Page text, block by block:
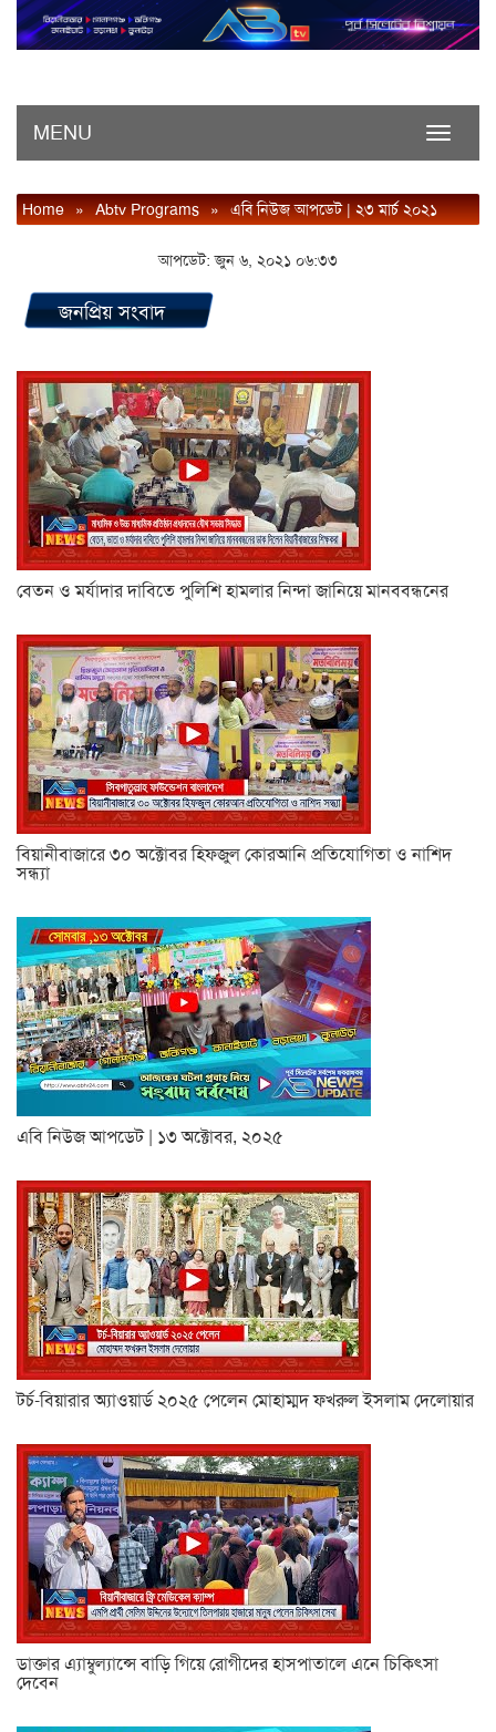
Toggle
MENU
Home » Abtv Programs » এবি নিউজ আপডেট | ২৩ মার্চ ২০২১
আপডেট: জুন ৬, ২০২১ ০৬:৩৩
জনপ্রিয় সংবাদ
বেতন ও মর্যাদার দাবিতে পুলিশি হামলার নিন্দা জানিয়ে মানববন্ধনের
বিয়ানীবাজারে ৩০ অক্টোবর হিফজুল কোরআনি প্রতিযোগিতা ও নাশিদ
সন্ধ্যা
এবি নিউজ আপডেট | ১৩ অক্টোবর, ২০২৫
টর্চ-বিয়ারার অ্যাওয়ার্ড ২০২৫ পেলেন মোহাম্মদ ফখরুল ইসলাম দেলোয়ার
ডাক্তার এ্যাম্বুল্যান্সে বাড়ি গিয়ে রোগীদের হাসপাতালে এনে চিকিৎসা
দেবেন